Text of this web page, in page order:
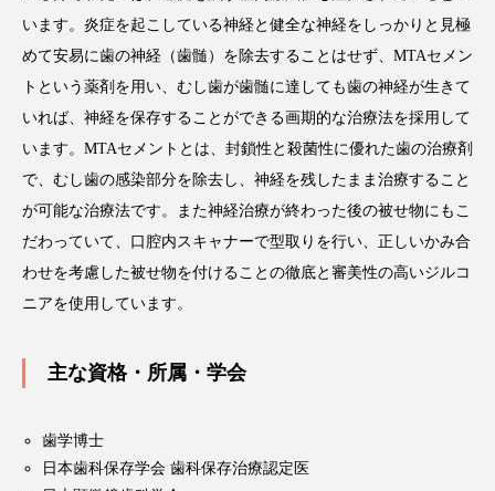
います。炎症を起こしている神経と健全な神経をしっかりと見極
めて安易に歯の神経（歯髄）を除去することはせず、MTAセメン
トという薬剤を用い、むし歯が歯髄に達しても歯の神経が生きて
いれば、神経を保存することができる画期的な治療法を採用して
います。MTAセメントとは、封鎖性と殺菌性に優れた歯の治療剤
で、むし歯の感染部分を除去し、神経を残したまま治療すること
が可能な治療法です。また神経治療が終わった後の被せ物にもこ
だわっていて、口腔内スキャナーで型取りを行い、正しいかみ合
わせを考慮した被せ物を付けることの徹底と審美性の高いジルコ
ニアを使用しています。
主な資格・所属・学会
歯学博士
日本歯科保存学会 歯科保存治療認定医